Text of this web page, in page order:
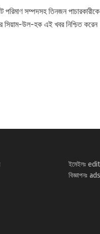
পরিমাণ সম্পদসহ তিনজন
সিয়াম-উল-হক এই খবর নিশ্চিত
ইমেইলঃ
বিজ্ঞাপনঃ